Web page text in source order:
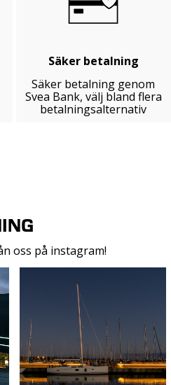
Säker betalning
Säker betalning genom
Svea Bank, välj bland flera
betalningsalternativ
oss på instagram!